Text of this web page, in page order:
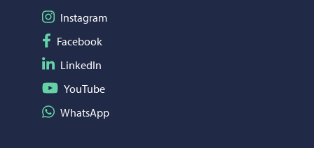
Följ på Instagram
Instagram
Följ på Facebook
Facebook
Följ på LinkedIn
LinkedIn
Följ på YouTube
YouTube
Dela på WhatsApp
WhatsApp